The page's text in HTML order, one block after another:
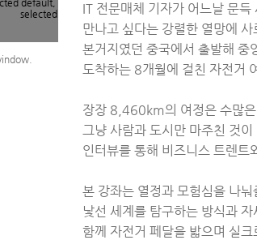
default
selected
IT 전문매체 기자가 어느날 문
만나고 싶다는 강렬한 열망에 사
본거지였던 중국에서 출발해 중
도착하는 8개월에 걸친 자전거
장장 8,460km의 여정은 수많
그냥 사람과 도시만 마주친 것
인터뷰를 통해 비즈니스 트렌트
본 강좌는 열정과 모험심을 나
낯선 세계를 탐구하는 방식과
함께 자전거 페달을 밟으며 실